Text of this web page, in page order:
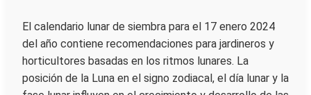
El calendario lunar de siembra para el 17 enero 2024
del año contiene recomendaciones para jardineros y
horticultores basadas en los ritmos lunares. La
posición de la Luna en el signo zodiacal, el día lunar y la